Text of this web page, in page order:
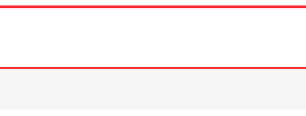
电子书
时尚美妆